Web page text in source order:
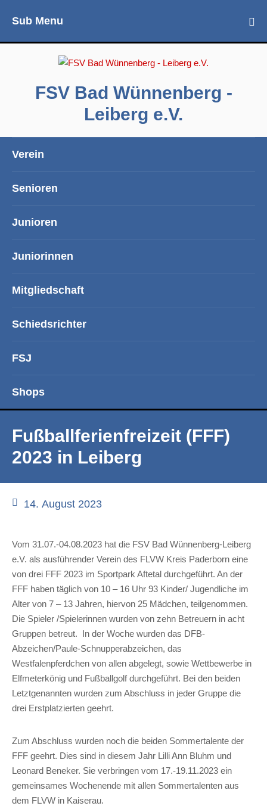
Sub Menu
FSV Bad Wünnenberg -
Leiberg e.V.
Verein
Senioren
Junioren
Juniorinnen
Mitgliedschaft
Schiedsrichter
FSJ
Shops
Fußballferienfreizeit (FFF)
2023 in Leiberg
14. August 2023
Vom 31.07.-04.08.2023 hat die FSV Bad Wünnenberg-Leiberg
e.V. als ausführender Verein des FLVW Kreis Paderborn eine
von drei FFF 2023 im Sportpark Aftetal durchgeführt. An der
FFF haben täglich von 10 – 16 Uhr 93 Kinder/ Jugendliche im
Alter von 7 – 13 Jahren, hiervon 25 Mädchen, teilgenommen.
Die Spieler /Spielerinnen wurden von zehn Betreuern in acht
Gruppen betreut. In der Woche wurden das DFB-
Abzeichen/Paule-Schnupperabzeichen, das
Westfalenpferdchen von allen abgelegt, sowie Wettbewerbe in
Elfmeterkönig und Fußballgolf durchgeführt. Bei den beiden
Letztgenannten wurden zum Abschluss in jeder Gruppe die
drei Erstplatzierten geehrt.
Zum Abschluss wurden noch die beiden Sommertalente der
FFF geehrt. Dies sind in diesem Jahr Lilli Ann Bluhm und
Leonard Beneker. Sie verbringen vom 17.-19.11.2023 ein
gemeinsames Wochenende mit allen Sommertalenten aus
dem FLVW in Kaiserau.